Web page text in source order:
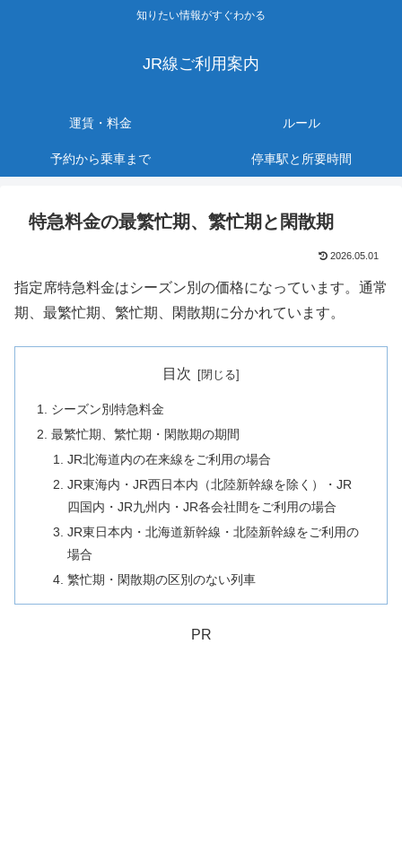
知りたい情報がすぐわかる
JR線ご利用案内
運賃・料金 ルール
予約から乗車まで 停車駅と所要時間
特急料金の最繁忙期、繁忙期と閑散期
2026.05.01
指定席特急料金はシーズン別の価格になっています。通常
期、最繁忙期、繁忙期、閑散期に分かれています。
目次
シーズン別特急料金
最繁忙期、繁忙期・閑散期の期間
JR北海道内の在来線をご利用の場合
JR東海内・JR西日本内（北陸新幹線を除く）・JR
四国内・JR九州内・JR各会社間をご利用の場合
JR東日本内・北海道新幹線・北陸新幹線をご利用の
場合
繁忙期・閑散期の区別のない列車
PR